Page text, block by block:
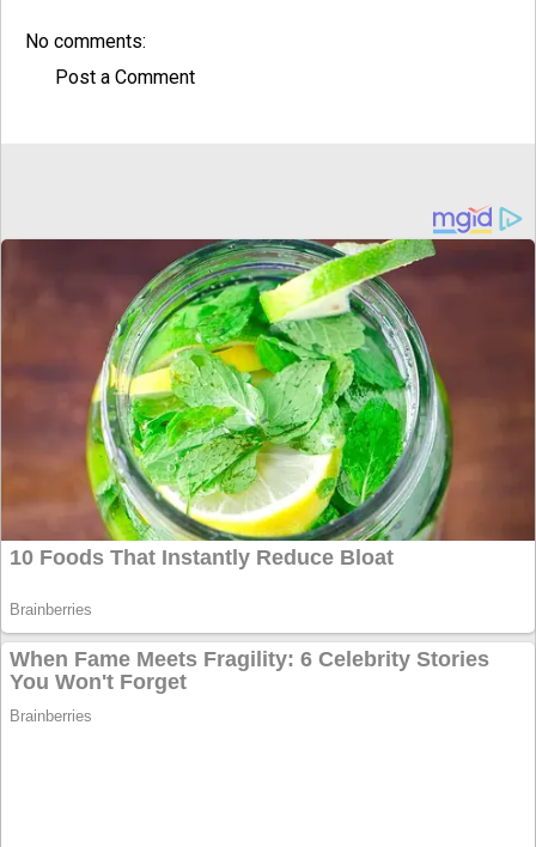
No comments:
Post a Comment